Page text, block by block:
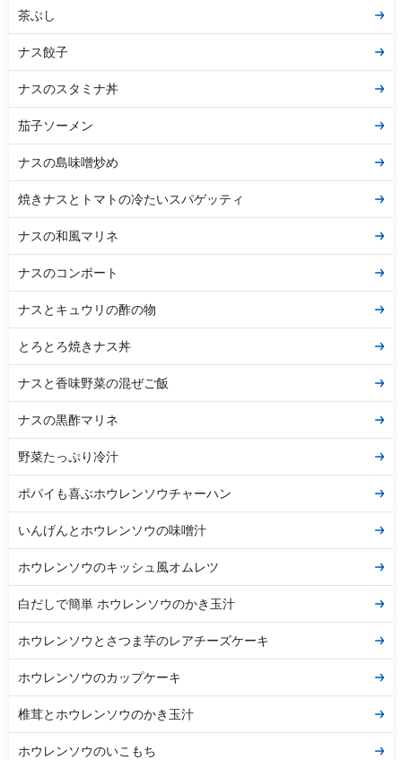
茶ぶし
ナス餃子
ナスのスタミナ丼
茄子ソーメン
ナスの島味噌炒め
焼きナスとトマトの冷たいスパゲッティ
ナスの和風マリネ
ナスのコンポート
ナスとキュウリの酢の物
とろとろ焼きナス丼
ナスと香味野菜の混ぜご飯
ナスの黒酢マリネ
野菜たっぷり冷汁
ポパイも喜ぶホウレンソウチャーハン
いんげんとホウレンソウの味噌汁
ホウレンソウのキッシュ風オムレツ
白だしで簡単 ホウレンソウのかき玉汁
ホウレンソウとさつま芋のレアチーズケーキ
ホウレンソウのカップケーキ
椎茸とホウレンソウのかき玉汁
ホウレンソウのいこもち